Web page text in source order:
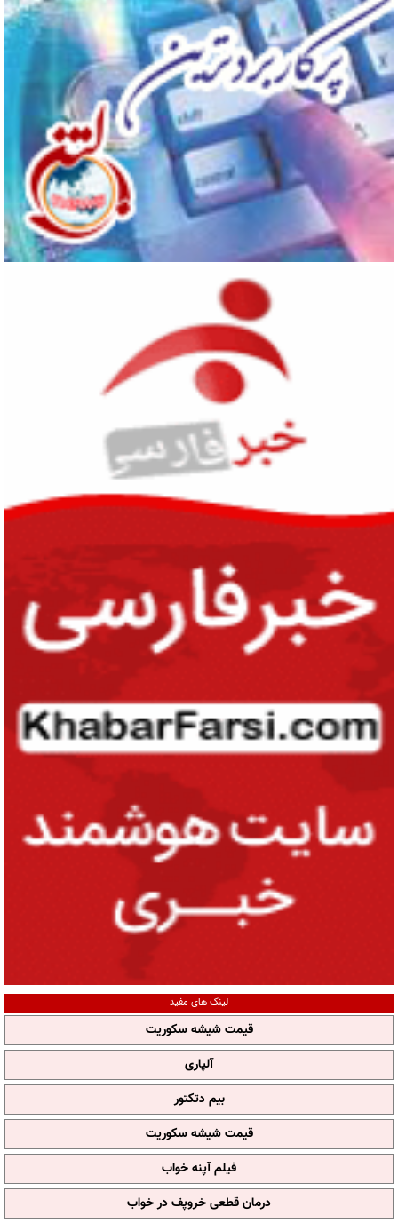
لینک های مفید
قیمت شیشه سکوریت
آلپاری
بیم دتکتور
قیمت شیشه سکوریت
فیلم آپنه خواب
درمان قطعی خروپف در خواب